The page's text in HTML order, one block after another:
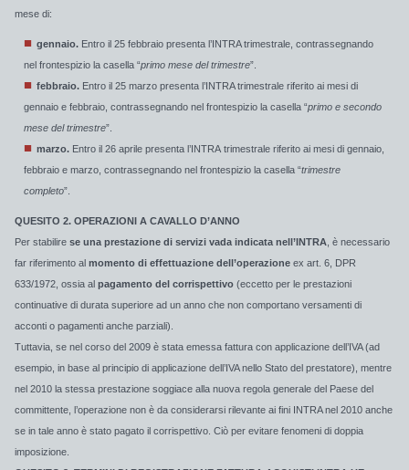
mese di:
gennaio. Entro il 25 febbraio presenta l’INTRA trimestrale, contrassegnando
nel frontespizio la casella “primo mese del trimestre”.
febbraio. Entro il 25 marzo presenta l’INTRA trimestrale riferito ai mesi di
gennaio e febbraio, contrassegnando nel frontespizio la casella “primo e secondo
mese del trimestre”.
marzo. Entro il 26 aprile presenta l’INTRA trimestrale riferito ai mesi di gennaio,
febbraio e marzo, contrassegnando nel frontespizio la casella “trimestre
completo”.
QUESITO 2. OPERAZIONI A CAVALLO D’ANNO
Per stabilire se una prestazione di servizi vada indicata nell’INTRA , è necessario
far riferimento al momento di effettuazione dell’operazione ex art. 6, DPR
633/1972, ossia al pagamento del corrispettivo (eccetto per le prestazioni
continuative di durata superiore ad un anno che non comportano versamenti di
acconti o pagamenti anche parziali).
Tuttavia, se nel corso del 2009 è stata emessa fattura con applicazione dell’IVA (ad
esempio, in base al principio di applicazione dell’IVA nello Stato del prestatore), mentre
nel 2010 la stessa prestazione soggiace alla nuova regola generale del Paese del
committente, l’operazione non è da considerarsi rilevante ai fini INTRA nel 2010 anche
se in tale anno è stato pagato il corrispettivo. Ciò per evitare fenomeni di doppia
imposizione.